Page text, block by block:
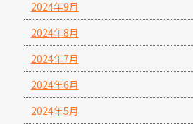
2024年9月
2024年8月
2024年7月
2024年6月
2024年5月